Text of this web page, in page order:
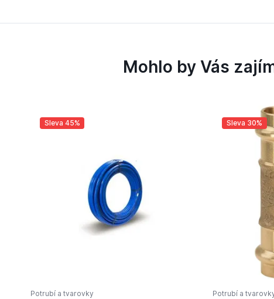
Mohlo by Vás
Sleva 45%
Potrubí a tvarovky
Sleva 30%
Potrubí a